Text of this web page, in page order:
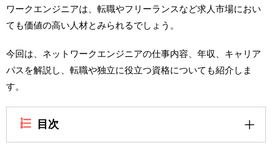
ワークエンジニアは、転職やフリーランスなど求人市場におい
ても価値の高い人材とみられるでしょう。
今回は、ネットワークエンジニアの仕事内容、年収、キャリア
パスを解説し、転職や独立に役立つ資格についても紹介しま
す。
目次